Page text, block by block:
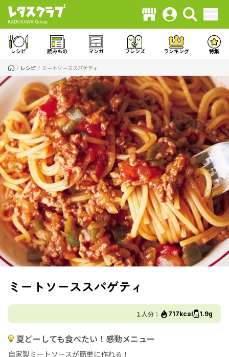
レシピ 読みもの マンガ フレンズ ランキング 特集
レシピ ミートソーススパゲティ
ミートソーススパゲティ
１人分： 717kcal 1.9g
夏どーしても食べたい！感動メニュー
自家製ミートソースが簡単に作れる！